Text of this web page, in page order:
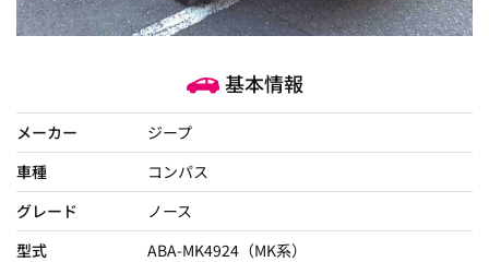
基本情報
メーカー
ジープ
車種
コンパス
グレード
ノース
型式
ABA-MK4924（MK系）